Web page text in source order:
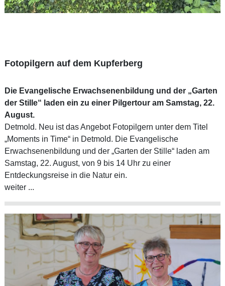
Fotopilgern auf dem Kupferberg
Die Evangelische Erwachsenenbildung und der „Garten
der Stille“ laden ein zu einer Pilgertour am Samstag, 22.
August.
Detmold. Neu ist das Angebot Fotopilgern unter dem Titel
„Moments in Time“ in Detmold. Die Evangelische
Erwachsenenbildung und der „Garten der Stille“ laden am
Samstag, 22. August, von 9 bis 14 Uhr zu einer
Entdeckungsreise in die Natur ein.
weiter ...